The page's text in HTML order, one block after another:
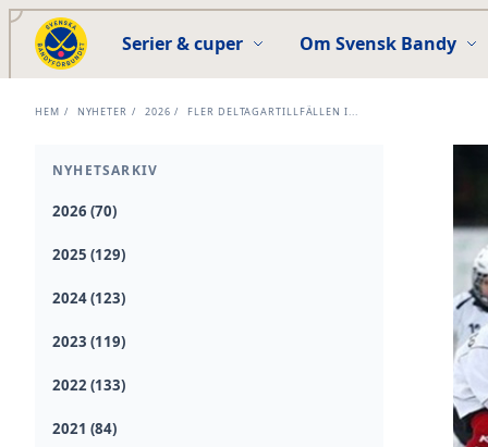
Serier & cuper Om Svensk Bandy
HEM / NYHETER / 2026 / FLER DELTAGARTILLFÄLLEN I...
NYHETSARKIV
2026 (70)
2025 (129)
2024 (123)
2023 (119)
2022 (133)
2021 (84)